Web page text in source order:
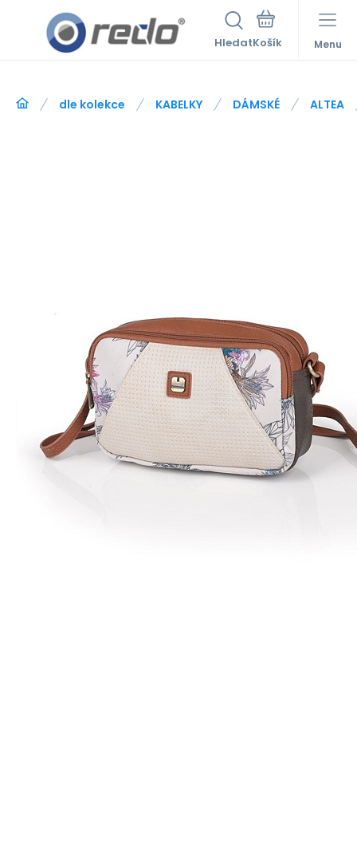
Hledat Menu
dle kolekce KABELKY DÁMSKÉ ALTEA